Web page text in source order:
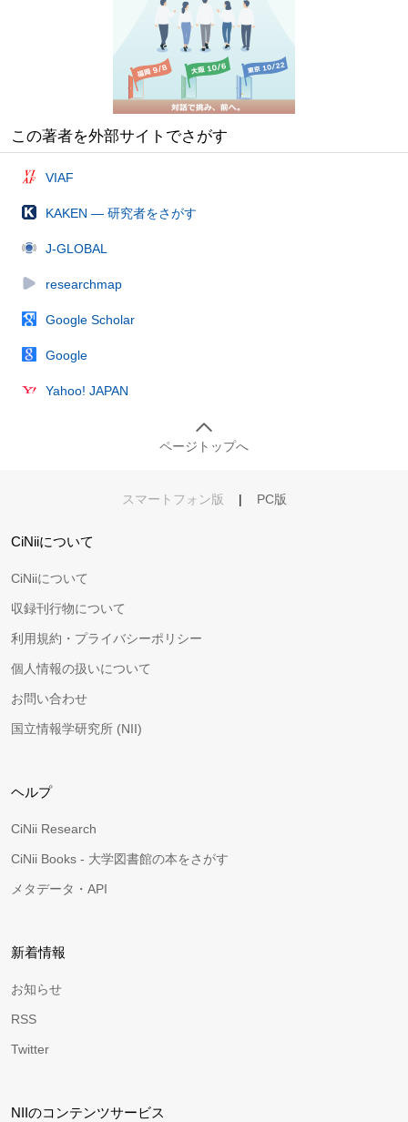
この著者を外部サイトでさがす
VIAF
KAKEN — 研究者をさがす
J-GLOBAL
researchmap
Google Scholar
Google
Yahoo! JAPAN
ページトップへ
スマートフォン版 | PC版
CiNiiについて
CiNiiについて
収録刊行物について
利用規約・プライバシーポリシー
個人情報の扱いについて
お問い合わせ
国立情報学研究所 (NII)
ヘルプ
CiNii Research
CiNii Books - 大学図書館の本をさがす
メタデータ・API
新着情報
お知らせ
RSS
Twitter
NIIのコンテンツサービス